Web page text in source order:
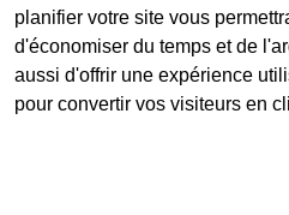
planifier votre site vous
d'économiser du temps et de
aussi d'offrir une expérience
pour convertir vos visiteurs en